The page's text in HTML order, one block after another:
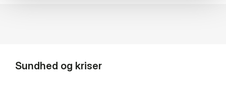
Sundhed og kriser